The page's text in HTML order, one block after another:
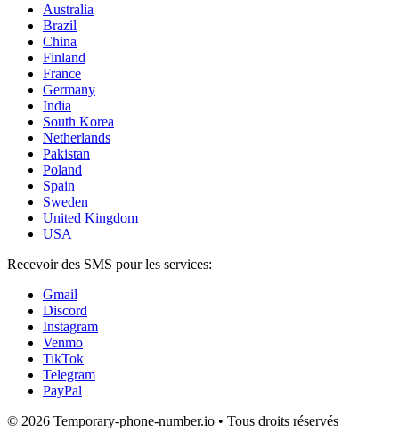
Australia
Brazil
China
Finland
France
Germany
India
South Korea
Netherlands
Pakistan
Poland
Spain
Sweden
United Kingdom
USA
Recevoir des SMS pour les services:
Gmail
Discord
Instagram
Venmo
TikTok
Telegram
PayPal
© 2026 Temporary-phone-number.io • Tous droits réservés